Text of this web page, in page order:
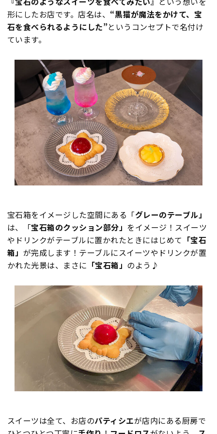
形にしたお店です。店名は、 “黒猫が魔法をかけて、宝
石を食べられるようにした”というコンセプトで名付け
ています。
宝石箱をイメージした空間にある「グレーのテーブル」
は、「宝石箱のクッション部分」 をイメージ！スイーツ
やドリンクがテーブルに置かれたときにはじめて 「宝石
箱」 が完成します！テーブルにスイーツやドリンクが置
かれた光景は、まさに 「宝石箱」 のよう♪
スイーツは全て、お店のパティシエが店内にある厨房で